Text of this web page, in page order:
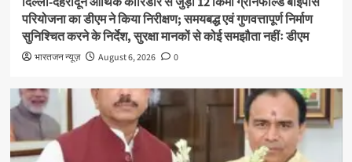
परियोजना का डीएम ने किया निरीक्षण; समयबद्ध एवं गुणवत्तापूर्ण निर्माण
सुनिश्चित करने के निर्देश, सुरक्षा मानकों से कोई समझौता नहींः डीएम
भारतजन न्यूज़ August 6, 2026 0